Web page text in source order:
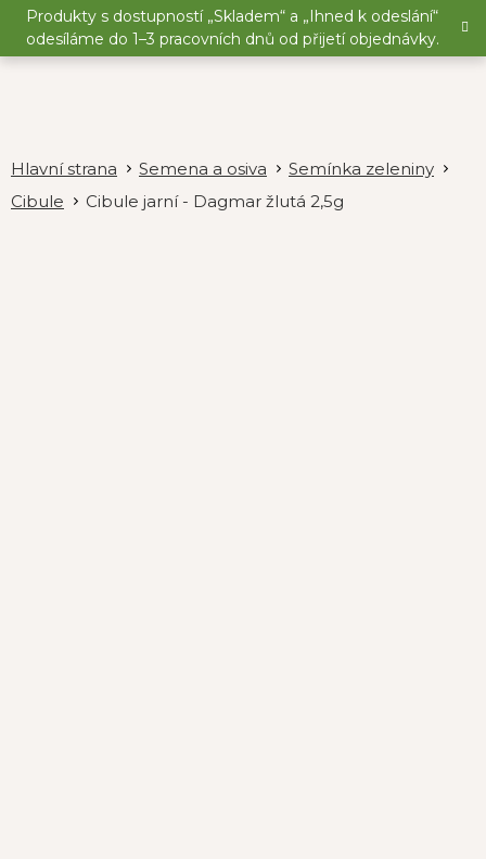
Přejít
obsah
Produkty s dostupností „Skladem“ a „Ihned k odeslání“
odesíláme do 1–3 pracovních dnů od přijetí objednávky.
Semena a osiva
Semínka zeleniny
Cibule
Cibule jarní - Dagmar žlutá 2,5g